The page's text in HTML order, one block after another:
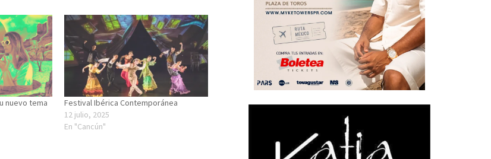
nuevo tema
Festival Ibérica Contemporánea
12 julio, 2025
En "Cancún"